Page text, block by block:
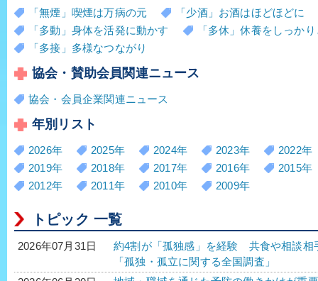
「無煙」喫煙は万病の元
「少酒」お酒はほどほどに
「多動」身体を活発に動かす
「多休」休養をしっか
「多接」多様なつながり
協会・賛助会員関連ニュース
協会・会員企業関連ニュース
年別リスト
2026年 2025年 2024年 2023年
2022年
2019年
2018年 2017年 2016年
2015年
2012年
2011年 2010年 2009年
トピック 一覧
2026年07月31日
約4割が「孤独感」を経験 共食や相談
「孤独・孤立に関する全国調査」